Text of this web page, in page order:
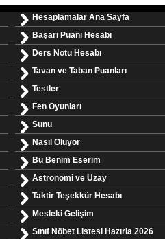
Hesaplamalar Ana Sayfa
Başarı Puanı Hesabı
Ders Notu Hesabı
Tavan ve Taban Puanları
Testler
Fen Oyunları
Sunu
Nasıl Oluyor
Bu Benim Eserim
Astronomi ve Uzay
Taktir Teşekkür Hesabı
Mesleki Gelişim
Sınıf Nöbet Listesi Hazırla 2026